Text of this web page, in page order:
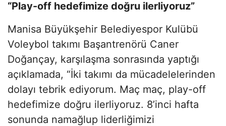
“Play-off hedefimize doğru ilerliyoruz”
Manisa Büyükşehir Belediyespor Kulübü
Voleybol takımı Başantrenörü Caner
Doğançay, karşılaşma sonrasında yaptığı
açıklamada, “İki takımı da mücadelelerinden
dolayı tebrik ediyorum. Maç maç, play-off
hedefimize doğru ilerliyoruz. 8’inci hafta
sonunda namağlup liderliğimizi